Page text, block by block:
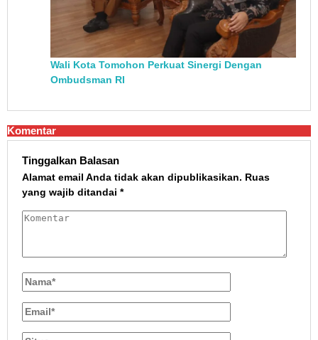
Wali Kota Tomohon Perkuat Sinergi Dengan
Ombudsman RI
Komentar
Tinggalkan Balasan
Alamat email Anda tidak akan dipublikasikan. Ruas
yang wajib ditandai *